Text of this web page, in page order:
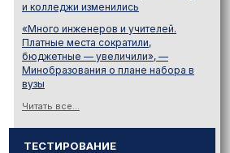
и колледжи изменились
«Много инженеров и учителей.
Платные места сократили,
бюджетные — увеличили», —
Минобразования о плане набора в
вузы
Читать все...
ТЕСТИРОВАНИЕ